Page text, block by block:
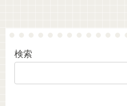
検索